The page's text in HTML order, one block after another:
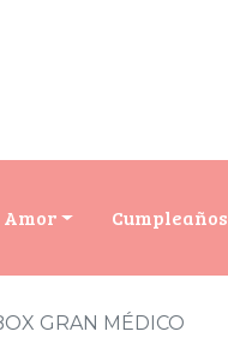
Amor Cumpleaños
GRAN MÉDICO